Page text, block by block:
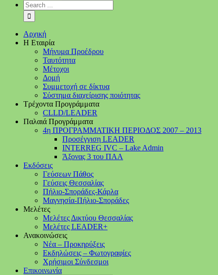
Αρχική
Η Εταιρία
Μήνυμα Προέδρου
Ταυτότητα
Μέτοχοι
Δομή
Συμμετοχή σε δίκτυα
Σύστημα διαχείρισης ποιότητας
Τρέχοντα Προγράμματα
CLLD/LEADER
Παλαιά Προγράμματα
4η ΠΡΟΓΡΑΜΜΑΤΙΚΗ ΠΕΡΙΟΔΟΣ 2007 – 2013
Προσέγγιση LEADER
INTERREG IVC – Lake Admin
Άξονας 3 του ΠΑΑ
Εκδόσεις
Γεύσεων Πάθος
Γεύσεις Θεσσαλίας
Πήλιο-Σποράδες-Κάρλα
Μαγνησία-Πήλιο-Σποράδες
Μελέτες
Μελέτες Δικτύου Θεσσαλίας
Μελέτες LEADER+
Ανακοινώσεις
Νέα – Προκηρύξεις
Εκδηλώσεις – Φωτογραφίες
Χρήσιμοι Σύνδεσμοι
Επικοινωνία